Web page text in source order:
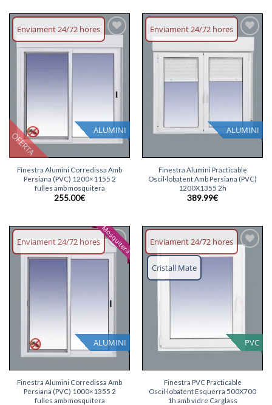
440.00€.430.00€.
OFERTA
Enviament 24/72 hores
ALUMINI
Afegeix
llista
Finestra Alumini Corredissa Amb
Persiana (PVC) 1200×1155 2
fulles amb mosquitera
255.00€
Enviament 24/72 hores
ALUMINI
Afegeix
llista
desitjos
Finestra Alumini Practicable
Oscil·lobatent Amb Persiana (PVC)
1200X1355 2h
389.99€
Enviament 24/72 hores
ALUMINI
Mosquitera
Afegeix
Finestra Alumini Corredissa Amb
Persiana (PVC) 1000×1355 2
fulles amb mosquitera
Enviament 24/72 hores
PVC
Cristall Mate
Afegeix
Finestra PVC Practicable
Oscil·lobatent Esquerra 500X700
1h amb vidre Carglass